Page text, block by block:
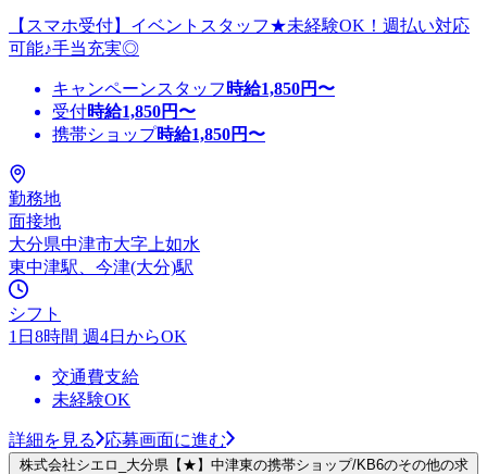
【スマホ受付】イベントスタッフ★未経験OK！週払い対応
可能♪手当充実◎
キャンペーンスタッフ 時給1,850円〜
受付時給1,850円〜
携帯ショップ時給1,850円〜
勤務地
面接地
大分県中津市大字上如水
東中津駅、今津(大分)駅
シフト
1日8時間 週4日からOK
交通費支給
未経験OK
詳細を見る 応募画面に進む
株式会社シエロ_大分県【★】中津東の携帯ショップ/KB6のその他の求